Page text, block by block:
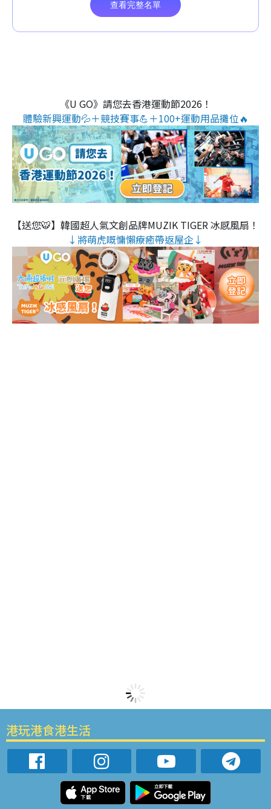
《U GO》請您去香港運動節2026！
體驗新興運動💦＋競技賽事💪＋100+運動用品攤位🔥
【送您🐯】韓國超人氣文創品牌MUZIK TIGER 冰感風扇！
↓將萌虎嘅慵懶療癒帶返屋企↓
港玩港食港生活